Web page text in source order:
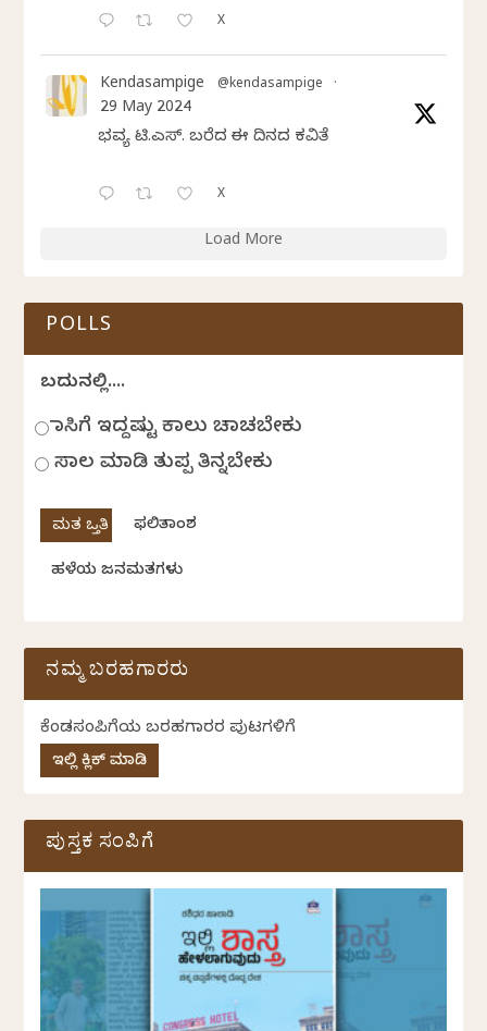
X
Kendasampige @kendasampige ·
29 May 2024
ಭವ್ಯ ಟಿ.ಎಸ್. ಬರೆದ ಈ ದಿನದ ಕವಿತೆ
X
Load More
POLLS
ಬದುಕಿನಲ್ಲಿ....
ಹಾಸಿಗೆ ಇದ್ದಷ್ಟು ಕಾಲು ಚಾಚಬೇಕು
ಸಾಲ ಮಾಡಿ ತುಪ್ಪ ತಿನ್ನಬೇಕು
ಫಲಿತಾಂಶ
ಹಳೆಯ ಜನಮತಗಳು
ನಮ್ಮ ಬರಹಗಾರರು
ಕೆಂಡಸಂಪಿಗೆಯ ಬರಹಗಾರರ ಪುಟಗಳಿಗೆ
ಇಲ್ಲಿ ಕ್ಲಿಕ್ ಮಾಡಿ
ಪುಸ್ತಕ ಸಂಪಿಗೆ